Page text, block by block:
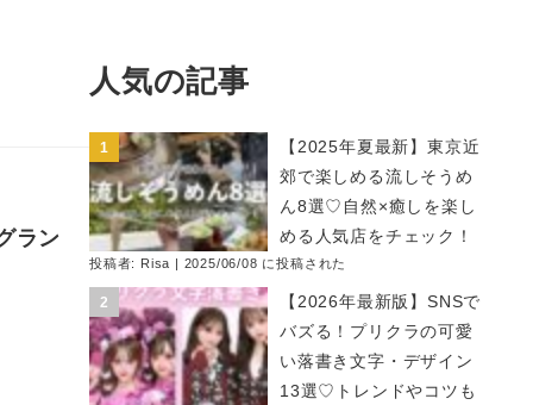
ラン
人気の記事
【2025年夏最新】東京近
郊で楽しめる流しそうめ
ん8選♡自然×癒しを楽し
める人気店をチェック！
投稿者: Risa 2025/06/08 に投稿された
【2026年最新版】SNSで
バズる！プリクラの可愛
い落書き文字・デザイン
13選♡トレンドやコツも